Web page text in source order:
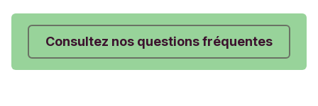
Consultez nos questions fréquentes